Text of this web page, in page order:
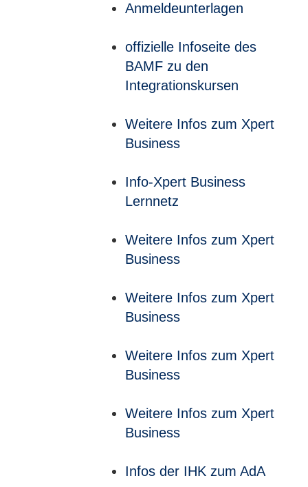
Anmeldeunterlagen
offizielle Infoseite des
BAMF zu den
Integrationskursen
Weitere Infos zum Xpert
Business
Info-Xpert Business
Lernnetz
Weitere Infos zum Xpert
Business
Weitere Infos zum Xpert
Business
Weitere Infos zum Xpert
Business
Weitere Infos zum Xpert
Business
Infos der IHK zum AdA